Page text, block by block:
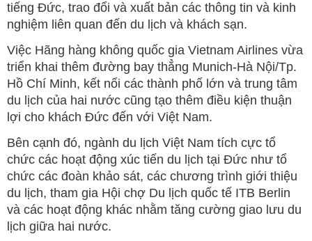
tiếng Đức, trao đổi và xuất bản các thông tin và kinh
nghiệm liên quan đến du lịch và khách sạn.
Việc Hãng hàng không quốc gia Vietnam Airlines vừa
triển khai thêm đường bay thẳng Munich-Hà Nội/Tp.
Hồ Chí Minh, kết nối các thành phố lớn và trung tâm
du lịch của hai nước cũng tạo thêm điều kiện thuận
lợi cho khách Đức đến với Việt Nam.
Bên cạnh đó, ngành du lịch Việt Nam tích cực tổ
chức các hoạt động xúc tiến du lịch tại Đức như tổ
chức các đoàn khảo sát, các chương trình giới thiệu
du lịch, tham gia Hội chợ Du lịch quốc tế ITB Berlin
và các hoạt động khác nhằm tăng cường giao lưu du
lịch giữa hai nước.